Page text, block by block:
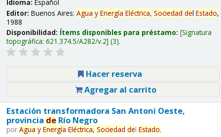
Idioma: Español
Editor: Buenos Aires: Agua y Energía Eléctrica, Sociedad del Estado,
1988
Disponibilidad: Ítems disponibles para préstamo: Signatura
topográfica: 621.374.5/A282/v.2 (3).
Hacer reserva
Agregar al carrito
Estación transformadora San Antoni Oeste,
provincia deRío Negro
por Agua y Energía Eléctrica, Sociedad del Estado.